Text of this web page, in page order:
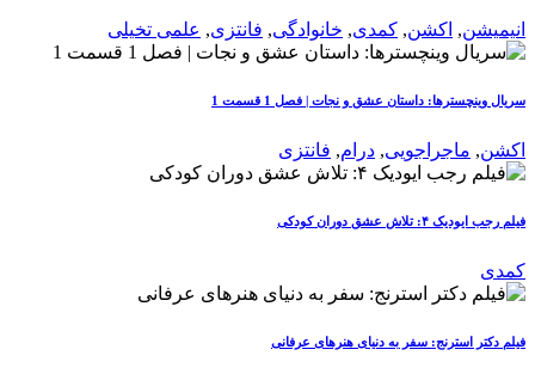
انیمیشن, اکشن, کمدی, خانوادگی, فانتزی, علمی تخیلی
سریال وینچسترها: داستان عشق و نجات | فصل 1 قسمت 1
اکشن, ماجراجویی, درام, فانتزی
فیلم رجب ایودیک ۴: تلاش عشق دوران کودکی
کمدی
فیلم دکتر استرنج: سفر به دنیای هنرهای عرفانی